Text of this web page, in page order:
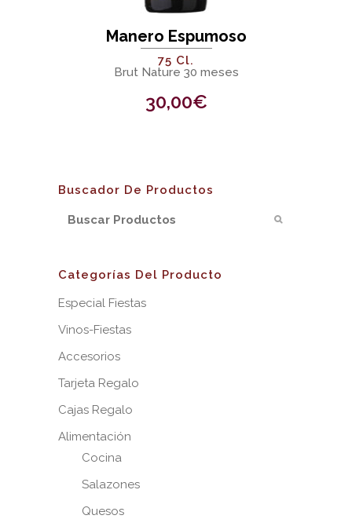
Manero Espumoso
75 Cl.
Brut Nature 30 meses
30,00€
Buscador De Productos
Categorías Del Producto
Especial Fiestas
Vinos-Fiestas
Accesorios
Tarjeta Regalo
Cajas Regalo
Alimentación
Cocina
Salazones
Quesos